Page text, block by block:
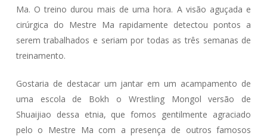
Ma. O treino durou mais de uma hora. A visão aguçada e
cirúrgica do Mestre Ma rapidamente detectou pontos a
serem trabalhados e seriam por todas as três semanas de
treinamento.
Gostaria de destacar um jantar em um acampamento de
uma escola de Bokh o Wrestling Mongol versão de
Shuaijiao dessa etnia, que fomos gentilmente agraciado
pelo o Mestre Ma com a presença de outros famosos